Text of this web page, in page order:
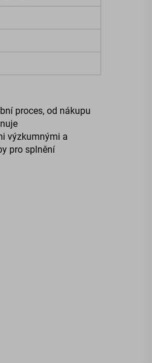
proces, od nákupu
výzkumnými a
pro splnění